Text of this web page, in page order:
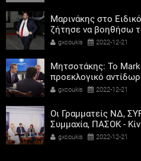
Μαρινάκης στο
ζήτησε να βοηθήσω
αποκτήσει σταθμό ο
gxcoukis 2022-12-21
Μητσοτάκης: Το
προεκλογικό
αριστεροί του
gxcoukis 2022-12-21
Οι Γραμματείς ΝΔ,
Συμμαχία, ΠΑΣΟΚ -
συμμετοχή των
gxcoukis 2022-12-21